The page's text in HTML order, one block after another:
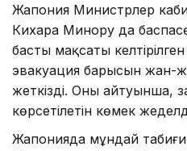
Жапония Министрлер
Кихара Минору да
басты мақсаты
эвакуация барысын жан-
жеткізді. Оның айтуынша,
көрсетілетін көмек
Жапонияда мұндай